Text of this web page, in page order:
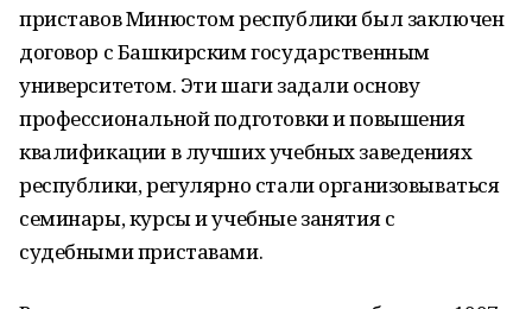
приставов Минюстом республики был заключен
договор с Башкирским государственным
университетом. Эти шаги задали основу
профессиональной подготовки и повышения
квалификации в лучших учебных заведениях
республики, регулярно стали организовываться
семинары, курсы и учебные занятия с
судебными приставами.